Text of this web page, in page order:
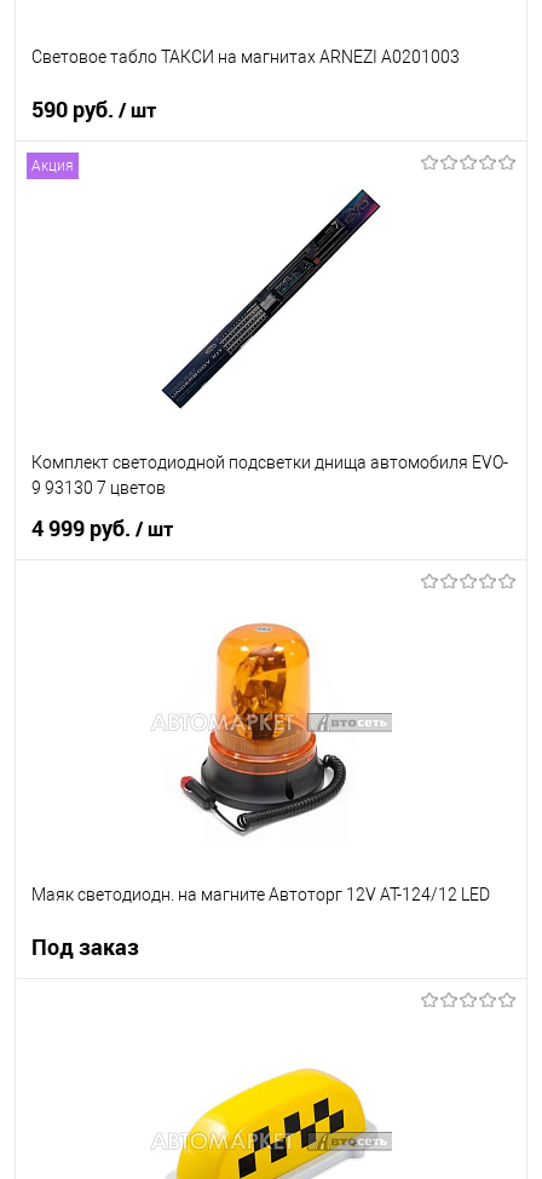
Световое табло ТАКСИ на магнитах ARNEZI A0201003
590 руб. / шт
В наличии
Акция
Комплект светодиодной подсветки днища автомобиля EVO-
9 93130 7 цветов
4 999 руб. / шт
Маяк светодиодн. на магните Автоторг 12V АТ-124/12 LED
Под заказ
Недоступно